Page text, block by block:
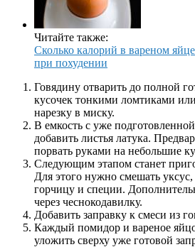
Читайте также:
Сколько калорий в вареном
при похудении
Говядину отварить до полной
кусочек тонкими ломтиками
нарезку в миску.
В емкость с уже
добавить листья латука.
порвать руками на небольшие
Следующим этапом станет
Для этого нужно смешать
горчицу и специи.
через чеснокодавилку.
Добавить заправку к смеси из
Каждый помидор и вареное
уложить сверху уже готовой